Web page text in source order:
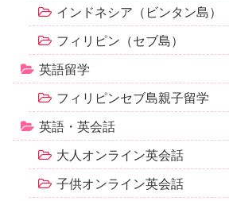
インドネシア（ビンタン島）
フィリピン（セブ島）
英語留学
フィリピンセブ島親子留学
英語・英会話
大人オンライン英会話
子供オンライン英会話